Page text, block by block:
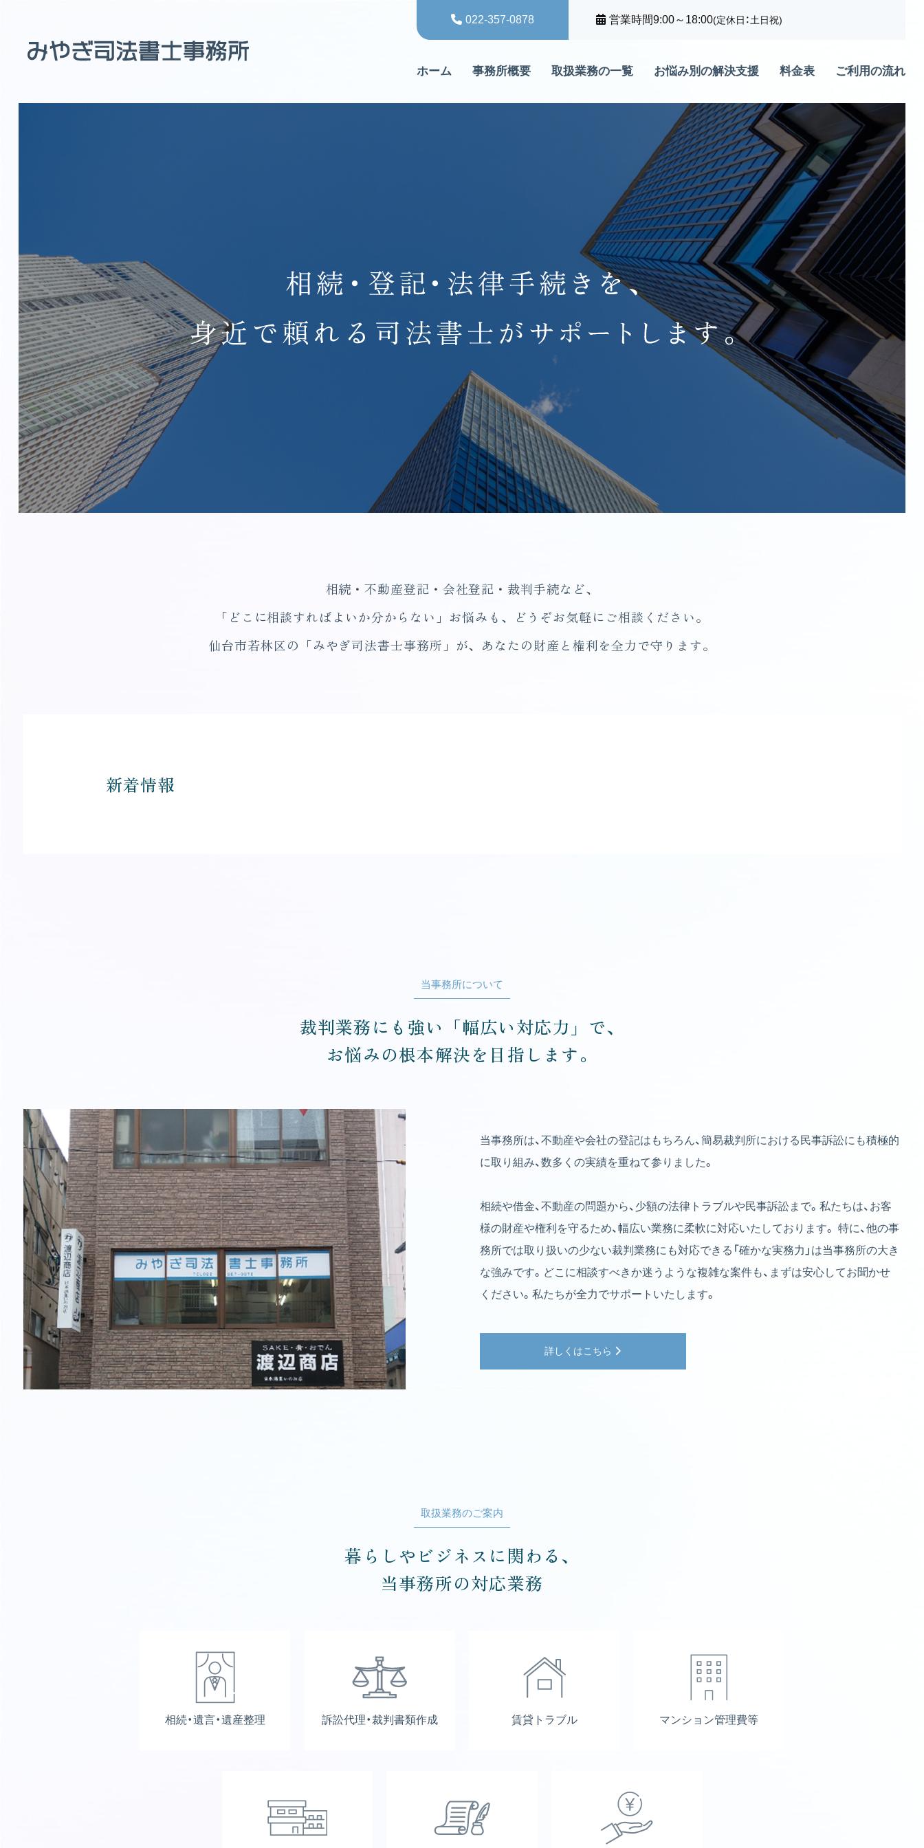
022-357-0878 営業時間9:00～18:00(定休日：土日祝)
ホーム 事務所概要 取扱業務の一覧 お悩み別の解決支援 料金表 ご利用の流れ
相続・不動産登記・会社登記・裁判手続など、
「どこに相談すればよいか分からない」お悩みも、どうぞお気軽にご相談ください。
仙台市若林区の「みやぎ司法書士事務所」が、あなたの財産と権利を全力で守ります。
新着情報
当事務所について
裁判業務にも強い「幅広い対応力」で、
お悩みの根本解決を目指します。
当事務所は、不動産や会社の登記はもちろん、簡易裁判所における民事訴訟にも積極的
に取り組み、数多くの実績を重ねて参りました。
相続や借金、不動産の問題から、少額の法律トラブルや民事訴訟まで。私たちは、お客
様の財産や権利を守るため、幅広い業務に柔軟に対応いたしております。 特に、他の事
務所では取り扱いの少ない裁判業務にも対応できる「確かな実務力」は当事務所の大き
な強みです。どこに相談すべきか迷うような複雑な案件も、まずは安心してお聞かせ
ください。私たちが全力でサポートいたします。
詳しくはこちら
取扱業務のご案内
暮らしやビジネスに関わる、
当事務所の対応業務
相続・遺言・遺産整理 訴訟代理・裁判書類作成 賃貸トラブル マンション管理費等